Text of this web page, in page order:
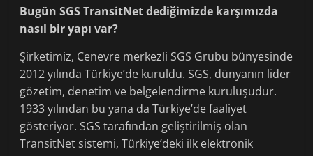
Bugün SGS TransitNet dediğimizde karşımızda
nasıl bir yapı var?
Şirketimiz, Cenevre merkezli SGS Grubu bünyesinde
2012 yılında Türkiye’de kuruldu. SGS, dünyanın lider
gözetim, denetim ve belgelendirme kuruluşudur.
1933 yılından bu yana da Türkiye’de faaliyet
gösteriyor. SGS tarafından geliştirilmiş olan
TransitNet sistemi, Türkiye’deki ilk elektronik